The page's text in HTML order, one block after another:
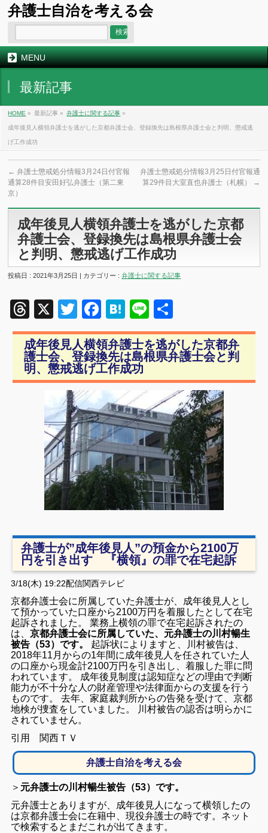
弁護士自治を考える会
MENU
最新記事
HOME » 最新記事 » 弁護士に関する記事 »
成年後見人横領弁護士を逃がした京都弁護士会、登録換先は島根県弁護士会と判明、懲戒逃
げ工作成功
← 弁護士懲戒処分情報3月24日付官報
通算28件目安田好弘弁護士（第二東
京）
弁護士懲戒処分情報3月25日付官報通
算29件目大室直也弁護士（札幌）
→
成年後見人横領弁護士を逃がした京都
弁護士会、登録換先は島根県弁護士会
と判明、懲戒逃げ工作成功
投稿日 : 2021年3月25日 | カテゴリー :弁護士に関する記事
Threads
X TwitterFacebook
Hatena
Line
有
成年後見人横領弁護士を逃がした京都弁
護士会、登録換先は島根県弁護士会と判
明、懲戒逃げ工作成功
弁護士が”成年後見人”の預金から2100万
円を引き出す 『横領』の罪で在宅起訴
3/18(木) 19:22配信関西テレビ
京都弁護士会に所属していた弁護士が、成年後見人とし
て預かっていた口座から2100万円を着服したとして在宅
起訴されました。 業務上横領の罪で在宅起訴されたの
は、京都弁護士会に所属していた、元弁護士の川村暢生
被告（53）です。
起訴状によりますと、川村被告は、
2018年11月からの1年間に成年後見人を任されていた人
の口座から現金計2100万円を引き出し、着服した罪に問
われています。 成年後見制度は認知症などの理由で判断
能力が不十分な人の財産管理や法律面からの支援を行う
ものです。 去年、家庭裁判所からの告発を受けて、京都
地検が捜査をしていました。 川村被告の認否は明らかに
されていません。
引用 関西ＴＶ
弁護士自治を考える会
＞ 元弁護士の川村暢生被告（53）です。
元弁護士とありますが、成年後見人になって横領したの
は京都弁護士会に在籍中、現役弁護士の時です。 ネット
で検索するとまだこれが出てきます。